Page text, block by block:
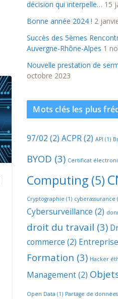
décision qui interpelle… 15
Bonne année 2024 ! 2
Succès des 5èmes
Auvergne-Rhône-Alpes 1
Nouvelle prestation de
octobre 2023
Mots clés les plus
97/02 (2) ACPR(2) API (1)
BYOD (3) Certificat
Computing (5)
Cryptographie (1) cyberassurance
Cybersurveillance (2)
droit du travail (3)
commerce (2) Entreprise
Formation (3) Hacker
Management(2)
Open Data (1) Partage de données